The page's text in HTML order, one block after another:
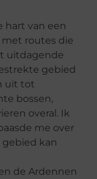
hart van een
met routes die
uitdagende
gebied
uit tot
bossen,
overal. Ik
me over
gebied kan
de Ardennen